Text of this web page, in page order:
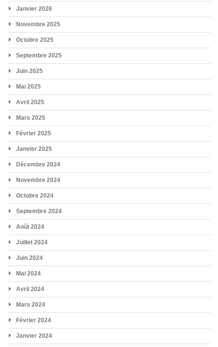
Janvier 2026
Novembre 2025
Octobre 2025
Septembre 2025
Juin 2025
Mai 2025
Avril 2025
Mars 2025
Février 2025
Janvier 2025
Décembre 2024
Novembre 2024
Octobre 2024
Septembre 2024
Août 2024
Juillet 2024
Juin 2024
Mai 2024
Avril 2024
Mars 2024
Février 2024
Janvier 2024